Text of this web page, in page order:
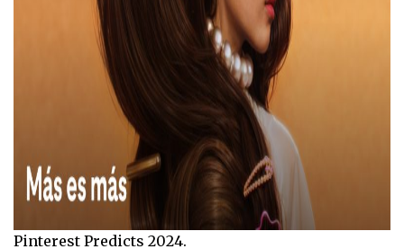
Pinterest Predicts 2024.